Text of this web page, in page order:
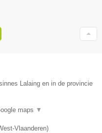
Lalaing en in de provincie
maps ▼
Vlaanderen)